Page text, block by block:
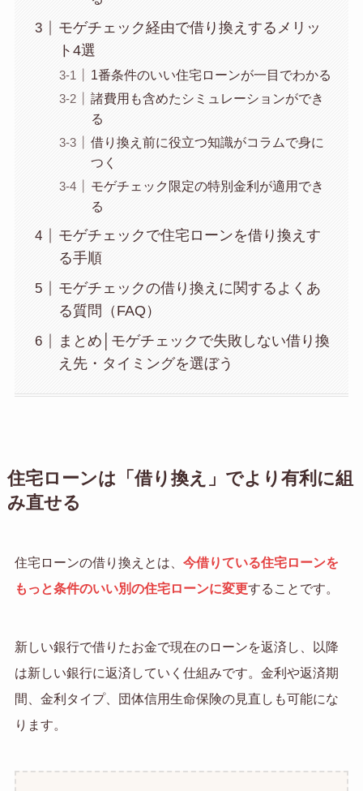
モゲチェック経由で借り換えするメリッ
ト4選
1番条件のいい住宅ローンが一目でわかる
諸費用も含めたシミュレーションができ
る
借り換え前に役立つ知識がコラムで身に
つく
モゲチェック限定の特別金利が適用でき
る
モゲチェックで住宅ローンを借り換えす
る手順
モゲチェックの借り換えに関するよくあ
る質問（FAQ）
まとめ│モゲチェックで失敗しない借り換
え先・タイミングを選ぼう
住宅ローンは「借り換え」でより有利に組
み直せる
住宅ローンの借り換えとは、 今借りている住宅ローンを
もっと条件のいい別の住宅ローンに変更することです。
新しい銀行で借りたお金で現在のローンを返済し、以降
は新しい銀行に返済していく仕組みです。金利や返済期
間、金利タイプ、団体信用生命保険の見直しも可能にな
ります。